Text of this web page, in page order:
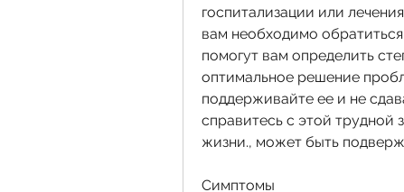
госпитализации или
вам необходимо
помогут вам определить
оптимальное решение
поддерживайте ее и не
справитесь с этой трудной
жизни., может быть
Симптомы